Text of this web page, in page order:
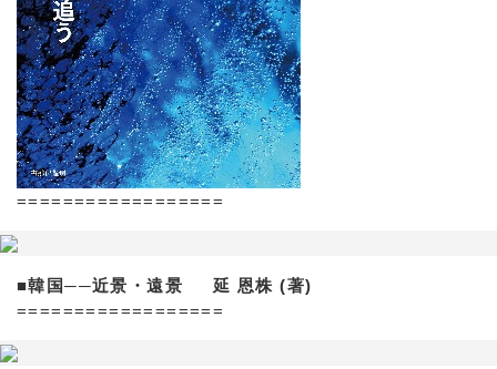
==================
■韓国──近景・遠景 延 恩株 (著)
==================